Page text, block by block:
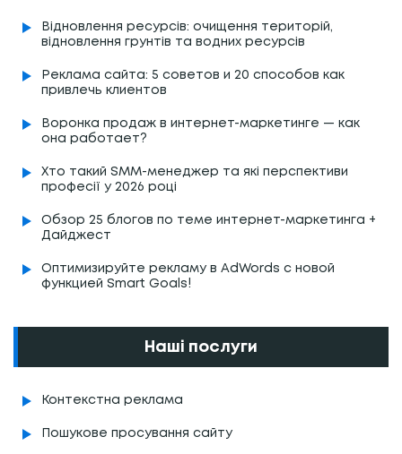
Відновлення ресурсів: очищення територій,
відновлення грунтів та водних ресурсів
Реклама сайта: 5 советов и 20 способов как
привлечь клиентов
Воронка продаж в интернет-маркетинге — как
она работает?
Хто такий SMM-менеджер та які перспективи
професії у 2026 році
Обзор 25 блогов по теме интернет-маркетинга +
Дайджест
Оптимизируйте рекламу в AdWords с новой
функцией Smart Goals!
Наші послуги
Контекстна реклама
Пошукове просування сайту